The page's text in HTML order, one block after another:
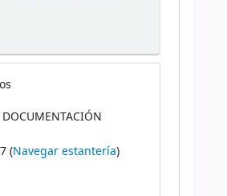
(Navegar estantería)